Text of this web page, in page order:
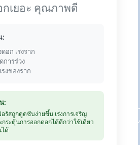
เยอะ คุณภาพดี
:
อก เร่งราก
การร่วง
งของราก
:
สถูกดูดซับง่ายขึ้น เร่งการเจริญ
กระตุ้นการออกดอกได้ดีกว่าใช้เดี่ยว
ด้